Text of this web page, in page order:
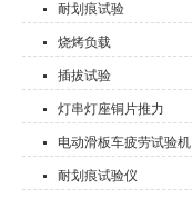
耐划痕试验
烧烤负载
插拔试验
灯串灯座铜片推力
电动滑板车疲劳试验机
耐划痕试验仪